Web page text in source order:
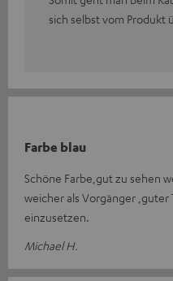
sich selbst vom Produkt
Farbe blau
Schöne Farbe,gut zu sehen
weicher als Vorgänger
einzusetzen.
Michael H.